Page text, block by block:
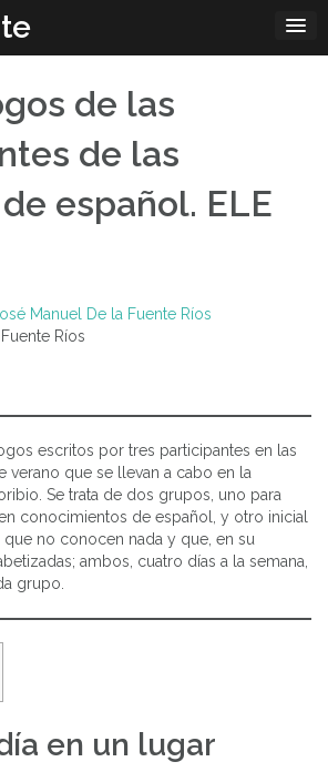
de las
de las
español. ELE
Manuel De la Fuente Ríos
Ríos
escritos por tres participantes en las
verano que se llevan a cabo en la
Se trata de dos grupos, uno para
conocimientos de español, y otro inicial
no conocen nada y que, en su
ambos, cuatro días a la semana,
grupo.
en un lugar